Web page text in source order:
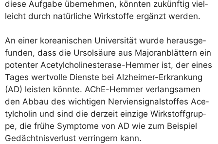
die­se Auf­ga­be über­neh­men, könn­ten zukünf­tig viel­
leicht durch natür­li­che Wirk­stof­fe ergänzt werden.
An einer korea­ni­schen Uni­ver­si­tät wur­de her­aus­ge­
fun­den, dass die Ursol­säu­re aus Major­an­blät­tern ein
poten­ter Ace­tyl­cho­li­ne­s­ter­ase-Hem­mer ist, der eines
Tages wert­vol­le Diens­te bei Alz­hei­mer-Erkran­kung
(AD) leis­ten könn­te. AChE-Hem­mer ver­lang­sa­men
den Abbau des wich­ti­gen Ner­vi­en­si­gnal­stof­fes Ace­
tyl­cho­lin und sind die der­zeit ein­zi­ge Wirk­stoff­grup­
pe, die frü­he Sym­pto­me von AD wie zum Bei­spiel
Gedächt­nis­ver­lust ver­rin­gern kann.